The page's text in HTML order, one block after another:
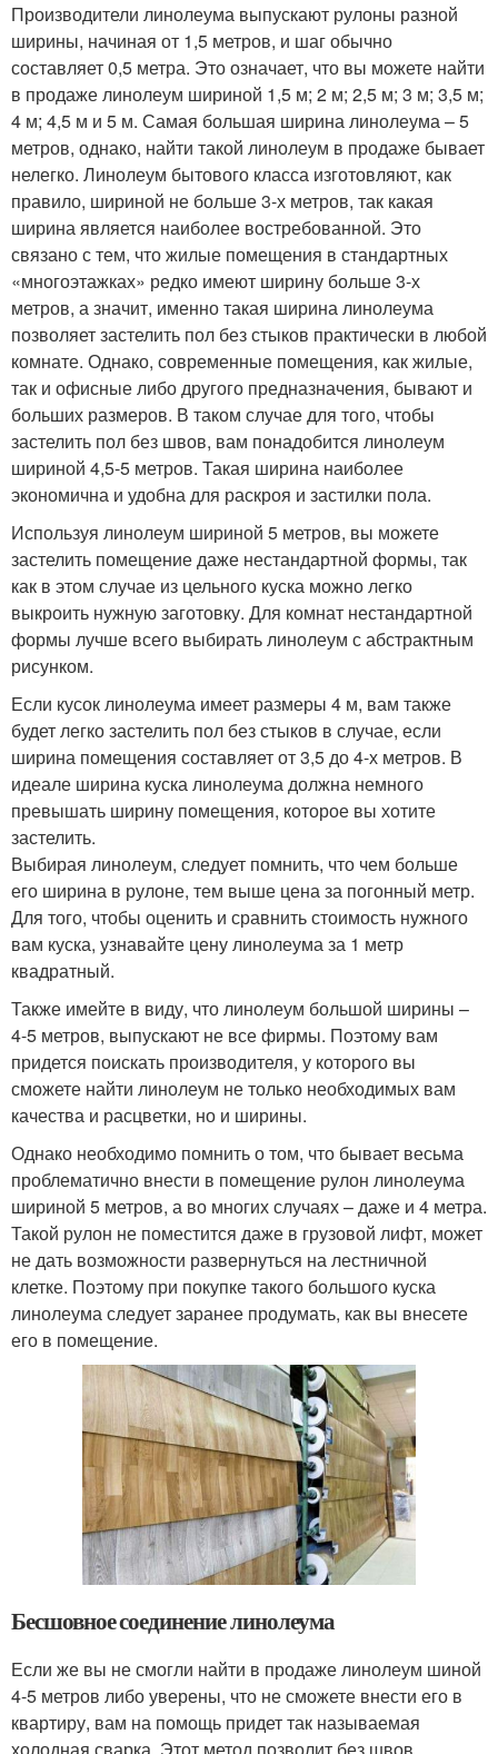
Производители линолеума выпускают рулоны разной
ширины, начиная от 1,5 метров, и шаг обычно
составляет 0,5 метра. Это означает, что вы можете найти
в продаже линолеум шириной 1,5 м; 2 м; 2,5 м; 3 м; 3,5 м;
4 м; 4,5 м и 5 м. Самая большая ширина линолеума – 5
метров, однако, найти такой линолеум в продаже бывает
нелегко. Линолеум бытового класса изготовляют, как
правило, шириной не больше 3-х метров, так какая
ширина является наиболее востребованной. Это
связано с тем, что жилые помещения в стандартных
«многоэтажках» редко имеют ширину больше 3-х
метров, а значит, именно такая ширина линолеума
позволяет застелить пол без стыков практически в любой
комнате. Однако, современные помещения, как жилые,
так и офисные либо другого предназначения, бывают и
больших размеров. В таком случае для того, чтобы
застелить пол без швов, вам понадобится линолеум
шириной 4,5-5 метров. Такая ширина наиболее
экономична и удобна для раскроя и застилки пола.
Используя линолеум шириной 5 метров, вы можете
застелить помещение даже нестандартной формы, так
как в этом случае из цельного куска можно легко
выкроить нужную заготовку. Для комнат нестандартной
формы лучше всего выбирать линолеум с абстрактным
рисунком.
Если кусок линолеума имеет размеры 4 м, вам также
будет легко застелить пол без стыков в случае, если
ширина помещения составляет от 3,5 до 4-х метров. В
идеале ширина куска линолеума должна немного
превышать ширину помещения, которое вы хотите
застелить.
Выбирая линолеум, следует помнить, что чем больше
его ширина в рулоне, тем выше цена за погонный метр.
Для того, чтобы оценить и сравнить стоимость нужного
вам куска, узнавайте цену линолеума за 1 метр
квадратный.
Также имейте в виду, что линолеум большой ширины –
4-5 метров, выпускают не все фирмы. Поэтому вам
придется поискать производителя, у которого вы
сможете найти линолеум не только необходимых вам
качества и расцветки, но и ширины.
Однако необходимо помнить о том, что бывает весьма
проблематично внести в помещение рулон линолеума
шириной 5 метров, а во многих случаях – даже и 4 метра.
Такой рулон не поместится даже в грузовой лифт, может
не дать возможности развернуться на лестничной
клетке. Поэтому при покупке такого большого куска
линолеума следует заранее продумать, как вы внесете
его в помещение.
Бесшовное соединение линолеума
Если же вы не смогли найти в продаже линолеум шиной
4-5 метров либо уверены, что не сможете внести его в
квартиру, вам на помощь придет так называемая